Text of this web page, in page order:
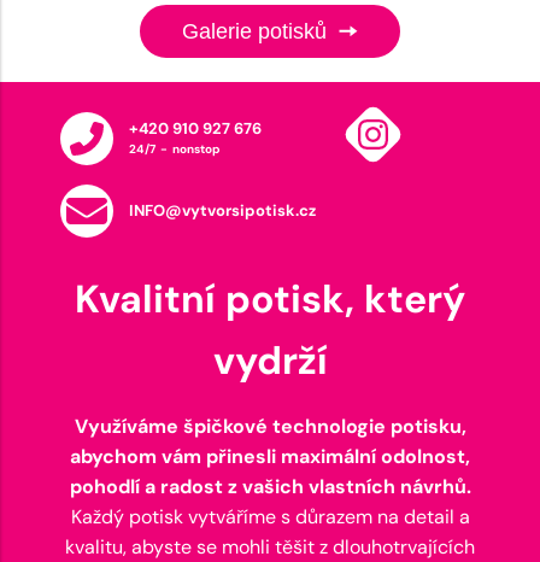
Galerie potisků
+420 910 927 676
24/7 - nonstop
INFO@vytvorsipotisk.cz
Kvalitní potisk, který
vydrží
Využíváme špičkové technologie potisku,
abychom vám přinesli maximální odolnost,
pohodlí a radost z vašich vlastních návrhů.
Každý potisk vytváříme s důrazem na detail a
kvalitu, abyste se mohli těšit z dlouhotrvajících